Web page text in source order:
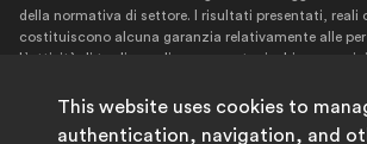
della normativa di settore. I risultati presentati, reali
costituiscono alcuna garanzia relativamente alle
L’attività di trading online comporta rischi economici
declina ogni responsabilità per eventuali danni diretti
This website uses cookies to
authentication, navigation, and